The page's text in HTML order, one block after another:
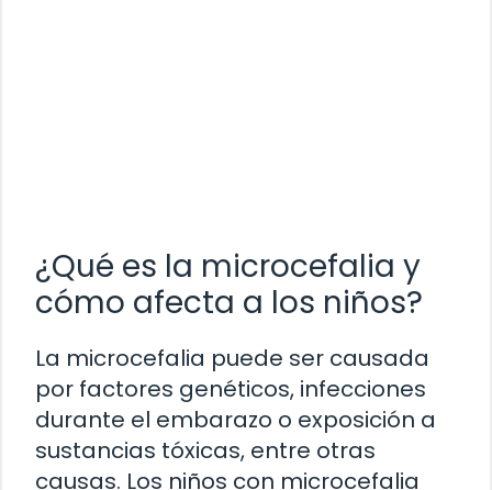
¿Qué es la microcefalia y
cómo afecta a los niños?
La microcefalia puede ser causada
por factores genéticos, infecciones
durante el embarazo o exposición a
sustancias tóxicas, entre otras
causas. Los niños con microcefalia